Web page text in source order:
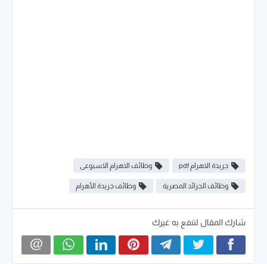
جريدة الاهرام pdf وظائف الاهرام الاسبوعى
وظائف الجرائد المصرية وظائف جريدة الأهرام
شارك المقال لتنفع به غيرك